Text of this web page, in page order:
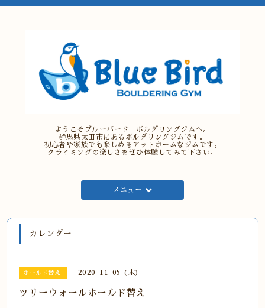
ようこそブルーバード ボルダリングジムへ。
群馬県太田市にあるボルダリングジムです。
初心者や家族でも楽しめるアットホームなジムです。
クライミングの楽しさをぜひ体験してみて下さい。
メニュー
カレンダー
ホールド替え 2020-11-05 (木)
ツリーウォールホールド替え